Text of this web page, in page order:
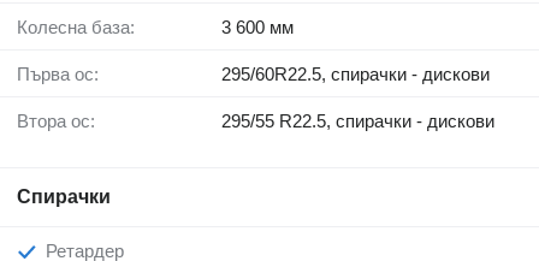
Колесна база: 3 600 мм
Първа ос: 295/60R22.5, спирачки - дискови
Втора ос: 295/55 R22.5, спирачки - дискови
Спирачки
Ретардер